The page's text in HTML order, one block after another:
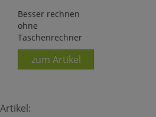
Besser rechnen
ohne
Taschenrechner
zum Artikel